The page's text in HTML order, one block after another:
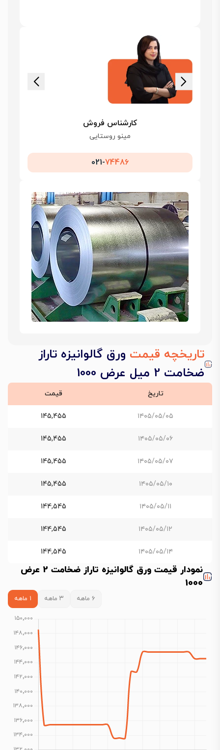
کارشناس فروش
مینو روستایی
021-74486
تاریخچه قیمت ورق گالوانیزه تاراز
ضخامت 2 میل عرض 1000
تاریخ قیمت
۱۴۰۵/۰۵/۰۵ 145,455
۱۴۰۵/۰۵/۰۶ 145,455
۱۴۰۵/۰۵/۰۷ 145,455
۱۴۰۵/۰۵/۱۰ 145,455
۱۴۰۵/۰۵/۱۱ 144,545
۱۴۰۵/۰۵/۱۲ 144,545
۱۴۰۵/۰۵/۱۴ 144,545
نمودار قیمت ورق گالوانیزه تاراز ضخامت 2 عرض
1000
۶ ماهه ۳ ماهه ۱ ماهه